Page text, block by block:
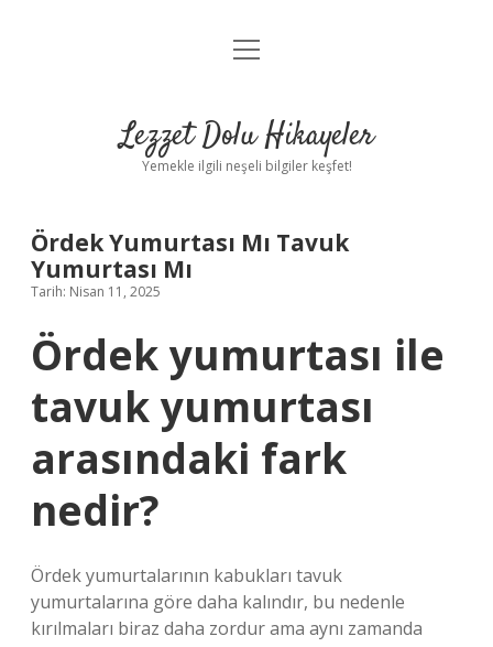
Anasayfa
Yasal Uyarı
menüyü
Lezzet Dolu Hikayeler
Yemekle ilgili neşeli bilgiler keşfet!
Ördek Yumurtası Mı Tavuk
Yumurtası Mı
Tarih: Nisan 11, 2025
Ördek yumurtası ile
tavuk yumurtası
arasındaki fark
nedir?
Ördek yumurtalarının kabukları tavuk
yumurtalarına göre daha kalındır, bu nedenle
kırılmaları biraz daha zordur ama aynı zamanda